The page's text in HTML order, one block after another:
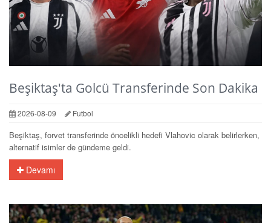
Beşiktaş'ta Golcü Transferinde Son Dakika
2026-08-09 Futbol
Beşiktaş, forvet transferinde öncelikli hedefi Vlahovic olarak belirlerken,
alternatif isimler de gündeme geldi.
Devamı